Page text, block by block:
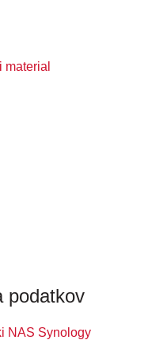
material
podatkov
NAS Synology
shranjevanje papirja ali
TASKalfa 2551ci,
3511i, TASKalfa